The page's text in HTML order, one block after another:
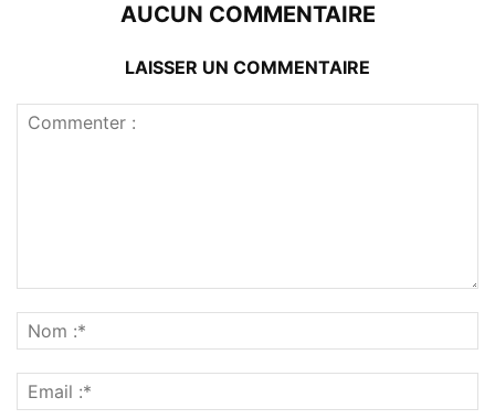
AUCUN COMMENTAIRE
LAISSER UN COMMENTAIRE